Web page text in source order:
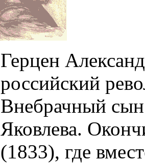
Герцен
российский
Внебрачный
Яковлева.
(1833), где